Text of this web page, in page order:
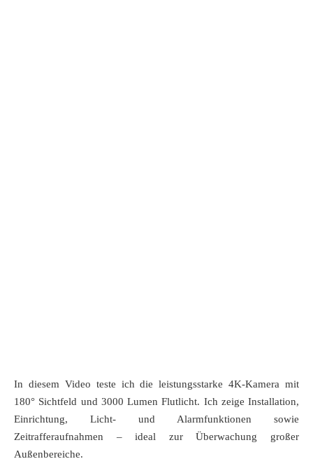
In diesem Video teste ich die leistungsstarke 4K-Kamera mit
180° Sichtfeld und 3000 Lumen Flutlicht. Ich zeige Installation,
Einrichtung, Licht- und Alarmfunktionen sowie
Zeitrafferaufnahmen – ideal zur Überwachung großer
Außenbereiche.